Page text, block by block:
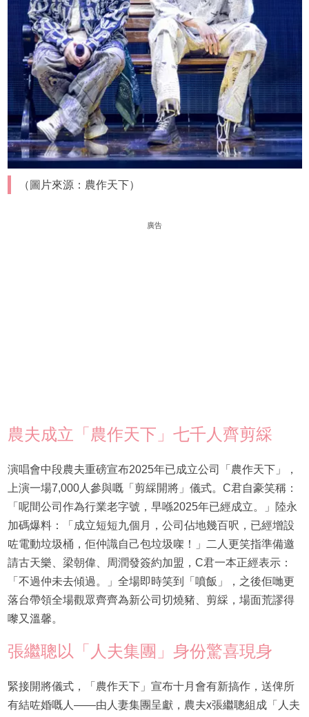
（圖片來源：農作天下）
廣告
農夫成立「農作天下」七千人齊剪綵
演唱會中段農夫重磅宣布2025年已成立公司「農作天下」，
上演一場7,000人參與嘅「剪綵開將」儀式。C君自豪笑稱：
「呢間公司作為行業老字號，早喺2025年已經成立。」陸永
加碼爆料：「成立短短九個月，公司佔地幾百呎，已經增設
咗電動垃圾桶，佢仲識自己包垃圾㗎！」二人更笑指準備邀
請古天樂、梁朝偉、周潤發簽約加盟，C君一本正經表示：
「不過仲未去傾過。」全場即時笑到「噴飯」，之後佢哋更
落台帶領全場觀眾齊齊為新公司切燒豬、剪綵，場面荒謬得
嚟又溫馨。
張繼聰以「人夫集團」身份驚喜現身
緊接開將儀式，「農作天下」宣布十月會有新搞作，送俾所
有結咗婚嘅人——由人妻集團呈獻，農夫x張繼聰組成「人夫